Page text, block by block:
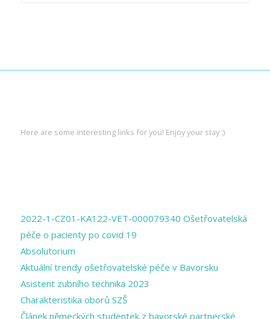
Here are some interesting links for you! Enjoy your stay :)
2022-1-CZ01-KA122-VET-000079340 Ošetřovatelská
péče o pacienty po covid 19
Absolutorium
Aktuální trendy ošetřovatelské péče v Bavorsku
Asistent zubního technika 2023
Charakteristika oborů SZŠ
Článek německých studentek z bavorské partnerské